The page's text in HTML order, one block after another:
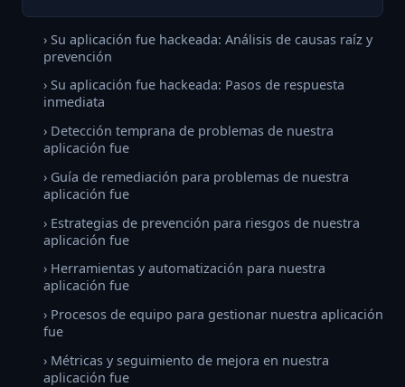
› Su aplicación fue hackeada: Análisis de causas raíz y
prevención
› Su aplicación fue hackeada: Pasos de respuesta
inmediata
› Detección temprana de problemas de nuestra
aplicación fue
› Guía de remediación para problemas de nuestra
aplicación fue
› Estrategias de prevención para riesgos de nuestra
aplicación fue
› Herramientas y automatización para nuestra
aplicación fue
› Procesos de equipo para gestionar nuestra aplicación
fue
› Métricas y seguimiento de mejora en nuestra
aplicación fue